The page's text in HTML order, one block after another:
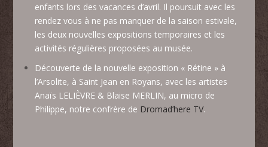
enfants lors des vacances d’avril. Il poursuit avec les
rendez vous à ne pas manquer de la saison estivale,
les deux nouvelles expositions temporaires et les
activités régulières proposées au musée.
Découverte de la nouvelle exposition « Rétine » à
l’Arsolite, à Saint Jean en Royans, avec les artistes
Anaïs LELIÈVRE & Blaise MERLIN, au micro de
Philippe, notre confrère de Dromad’here TV.